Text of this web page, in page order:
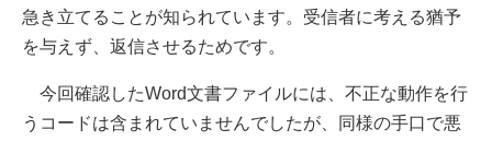
急き立てることが知られています。受信者に考える猶予
を与えず、返信させるためです。
今回確認したWord文書ファイルには、不正な動作を行
うコードは含まれていませんでしたが、同様の手口で悪